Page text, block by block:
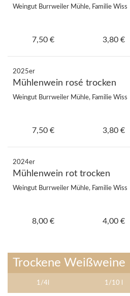
Weingut Burrweiler Mühle, Familie Wiss
7,50 € 3,80 €
2025er
Mühlenwein rosé trocken
Weingut Burrweiler Mühle, Familie Wiss
7,50 € 3,80 €
2024er
Mühlenwein rot trocken
Weingut Burrweiler Mühle, Familie Wiss
8,00 € 4,00 €
Trockene Weißweine
1/4l 1/10 l